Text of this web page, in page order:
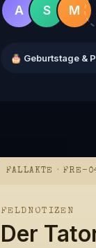
A S M
🎂 Geburtstage &
FALLAKTE · FRE-
FELDNOTIZEN
Der